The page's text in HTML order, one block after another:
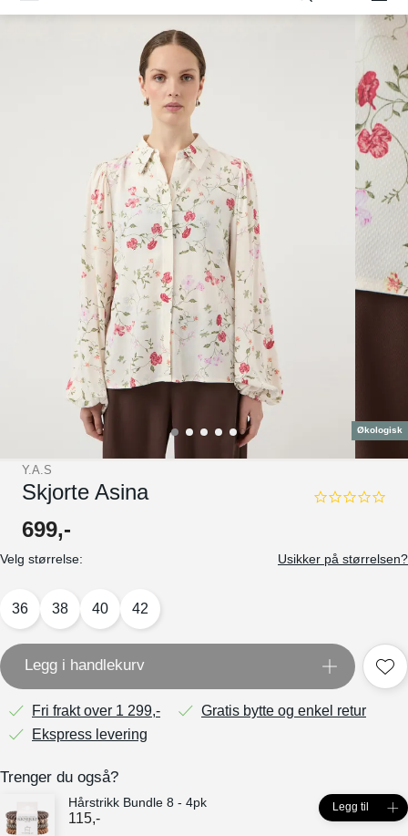
Økologisk
Y.A.S
Skjorte Asina
0.0
699,-
Velg størrelse: Usikker på størrelsen?
36 38 40 42
Legg i handlekurv
Fri frakt over 1 299,-
Gratis bytte og enkel retur
Ekspress levering
Trenger du også?
Hårstrikk Bundle 8 - 4pk
115,-
Legg til